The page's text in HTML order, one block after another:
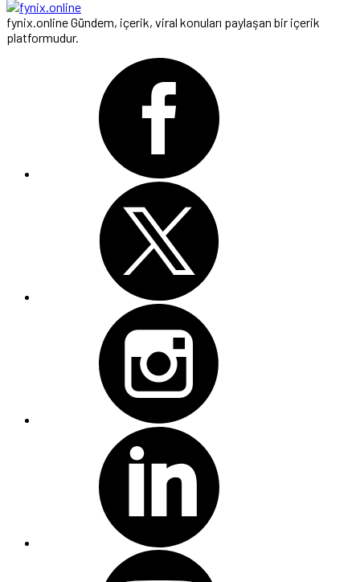
fynix.online Gündem, içerik, viral konuları paylaşan bir içerik
platformudur.